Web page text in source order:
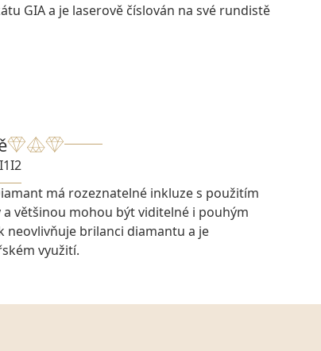
GIA a je laserově číslován na své rundistě
I1I2
má rozeznatelné inkluze s použitím
většinou mohou být viditelné i pouhým
neovlivňuje brilanci diamantu a je
využití.